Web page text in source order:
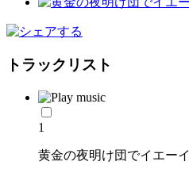
トラックリスト
1
黄金の夜明け団でイエーイ